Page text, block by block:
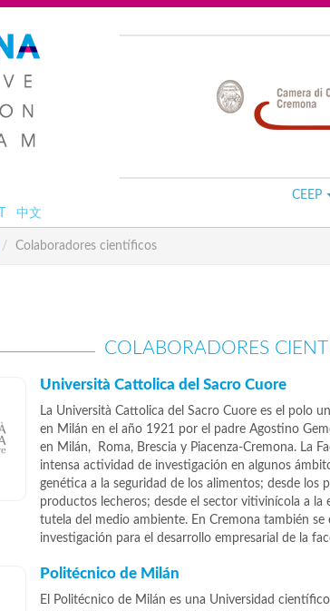
中文
CEEP
Colaboradores científicos
COLABORADORES
Università Cattolica del Sacro Cuore
La Università Cattolica del Sacro Cuore es el polo
en Milán en el año 1921 por el padre Agostino
en Milán, Roma, Brescia y Piacenza-Cremona. La
intensa actividad de investigación en algunos
genética a la seguridad de los alimentos; desde los
productos lecheros; desde el sector vitivinícola a
tutela del medio ambiente. En Cremona también se
investigación para el desarrollo empresarial de la
Politécnico de Milán
El Politécnico de Milán es una Universidad